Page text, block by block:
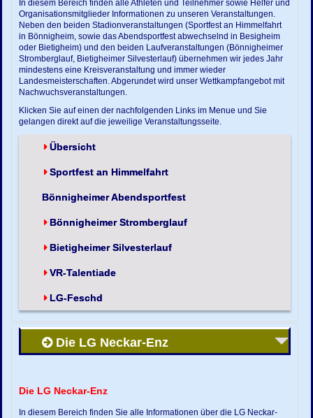
In diesem Bereich finden alle Athleten und Teilnehmer sowie Helfer und
Organisationsmitglieder Informationen zu unseren Veranstaltungen.
Neben den beiden Stadionveranstaltungen (Sportfest an Himmelfahrt
in Bönnigheim, sowie das Abendsportfest abwechselnd in Besigheim
oder Bietigheim) und den beiden Laufveranstaltungen (Bönnigheimer
Stromberglauf, Bietigheimer Silvesterlauf) übernehmen wir jedes Jahr
mindestens eine Kreisveranstaltung und immer wieder
Landesmeisterschaften. Abgerundet wird unser Wettkampfangebot mit
Nachwuchsveranstaltungen.
Klicken Sie auf einen der nachfolgenden Links im Menue und Sie
gelangen direkt auf die jeweilige Veranstaltungsseite.
Übersicht
Sportfest an Himmelfahrt
Bönnigheimer Abendsportfest
Bönnigheimer Stromberglauf
Bietigheimer Silvesterlauf
VR-Talentiade
LG-Feschd
Die LG Neckar-Enz
Die LG Neckar-Enz
In diesem Bereich finden Sie alle Informationen über die LG Neckar-